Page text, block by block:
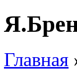
Главная